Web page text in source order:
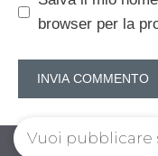
browser per la
Vuoi pubblicare